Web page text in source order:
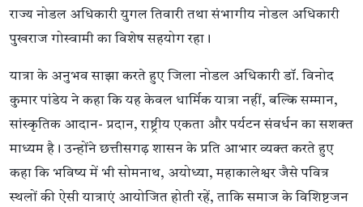
राज्य नोडल अधिकारी युगल तिवारी तथा संभागीय नोडल अधिकारी
पुखराज गोस्वामी का विशेष सहयोग रहा।
यात्रा के अनुभव साझा करते हुए जिला नोडल अधिकारी डॉ. विनोद
कुमार पांडेय ने कहा कि यह केवल धार्मिक यात्रा नहीं, बल्कि सम्मान,
सांस्कृतिक आदान- प्रदान, राष्ट्रीय एकता और पर्यटन संवर्धन का सशक्त
माध्यम है। उन्होंने छत्तीसगढ़ शासन के प्रति आभार व्यक्त करते हुए
कहा कि भविष्य में भी सोमनाथ, अयोध्या, महाकालेश्वर जैसे पवित्र
स्थलों की ऐसी यात्राएं आयोजित होती रहें, ताकि समाज के विशिष्टजन